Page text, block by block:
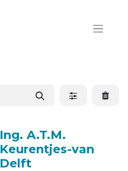
Ing. A.T.M.
Keurentjes-van
Delft